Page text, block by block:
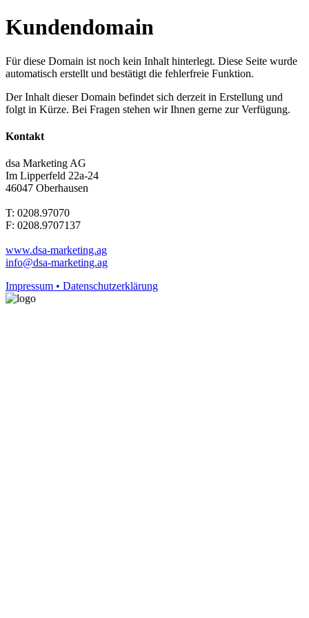
Kundendomain
Für diese Domain ist noch kein Inhalt hinterlegt. Diese Seite wurde
automatisch erstellt und bestätigt die fehlerfreie Funktion.
Der Inhalt dieser Domain befindet sich derzeit in Erstellung und
folgt in Kürze. Bei Fragen stehen wir Ihnen gerne zur Verfügung.
Kontakt
dsa Marketing AG
Im Lipperfeld 22a-24
46047 Oberhausen
T: 0208.97070
F: 0208.9707137
www.dsa-marketing.ag
info@dsa-marketing.ag
Impressum • Datenschutzerklärung